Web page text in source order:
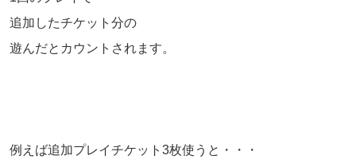
追加したチケット分の
遊んだとカウントされます。
例えば追加プレイチケット3枚使うと・・・